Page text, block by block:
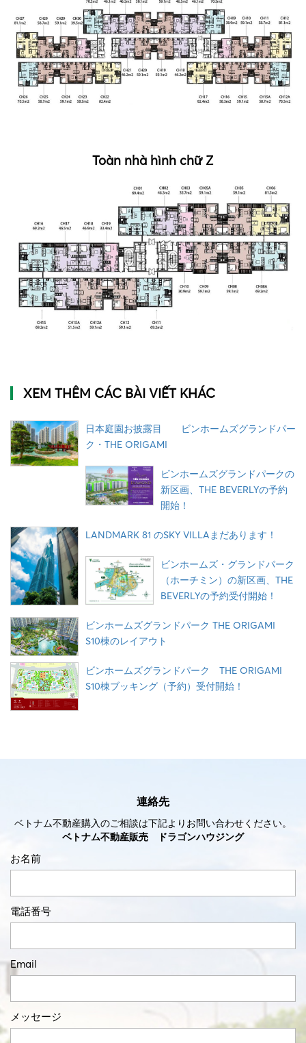
Toàn nhà hình chữ Z
XEM THÊM CÁC BÀI VIẾT KHÁC
日本庭園お披露目 ビンホームズグランドパー
ク・THE ORIGAMI
ビンホームズグランドパークの
新区画、THE BEVERLYの予約
開始！
LANDMARK 81 のSKY VILLAまだあります！
ビンホームズ・グランドパーク
（ホーチミン）の新区画、THE
BEVERLYの予約受付開始！
ビンホームズグランドパーク THE ORIGAMI
S10棟のレイアウト
ビンホームズグランドパーク THE ORIGAMI
S10棟ブッキング（予約）受付開始！
連絡先
ベトナム不動産購入のご相談は下記よりお問い合わせください。
ベトナム不動産販売 ドラゴンハウジング
お名前
電話番号
Email
メッセージ